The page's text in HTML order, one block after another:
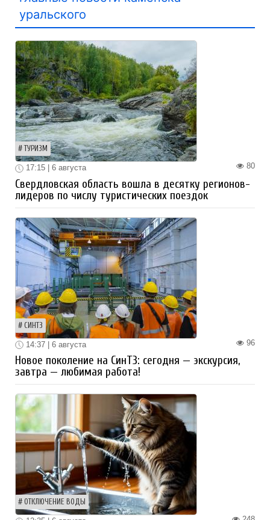
уральского
ТУРИЗМ
80
17:15 | 6 августа
Свердловская область вошла в десятку регионов-
лидеров по числу туристических поездок
СИНТЗ
96
14:37 | 6 августа
Новое поколение на СинТЗ: сегодня — экскурсия,
завтра — любимая работа!
ОТКЛЮЧЕНИЕ ВОДЫ